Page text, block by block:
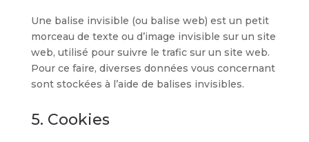
Une balise invisible (ou balise web) est un petit
morceau de texte ou d’image invisible sur un site
web, utilisé pour suivre le trafic sur un site web.
Pour ce faire, diverses données vous concernant
sont stockées à l’aide de balises invisibles.
5. Cookies